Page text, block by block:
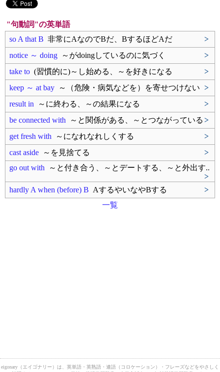
"句動詞"の英単語
so A that B 非常にAなのでBだ、BするほどAだ
>
notice ～ doing ～がdoingしているのに気づく
>
take to (習慣的に)～し始める、～を好きになる
>
keep ～ at bay ～（危険・病気などを）を寄せつけない >
result in ～に終わる、～の結果になる
>
be connected with ～と関係がある、～とつながっている >
get fresh with ～になれなれしくする
>
cast aside ～を見捨てる
>
go out with ～と付き合う、～とデートする、～と外出す..
>
hardly A when (before) B AするやいなやBする
>
一覧
eigonary（エイゴナリー）は、英単語・英熟語・連語（コロケーション）・フレーズなどをやさしく